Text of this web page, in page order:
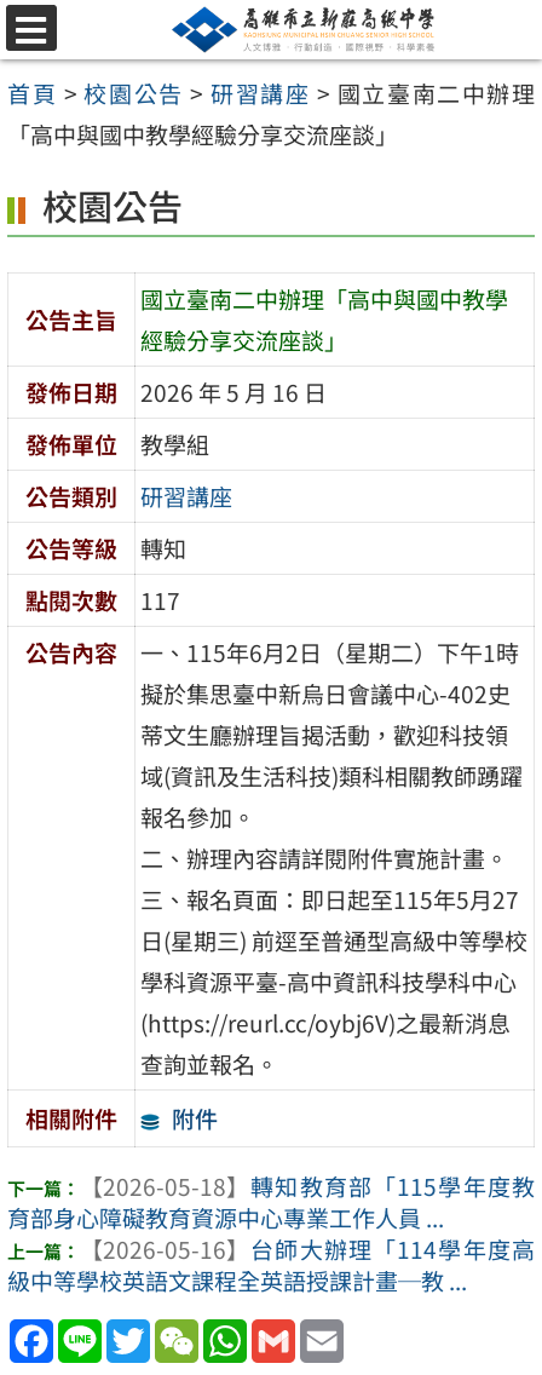
跳
至
主
容
區
選
單
首頁 >校園公告 >研習講座 > 國立臺南二中辦理
「高中與國中教學經驗分享交流座談」
校園公告
公告主旨
國立臺南二中辦理「高中與國中教學
經驗分享交流座談」
發佈日期
2026 年 5 月 16 日
發佈單位
教學組
公告類別
研習講座
公告等級
轉知
點閱次數
117
公告內容
一、115年6月2日（星期二）下午1時
擬於集思臺中新烏日會議中心-402史
蒂文生廳辦理旨揭活動，歡迎科技領
域(資訊及生活科技)類科相關教師踴躍
報名參加。
二、辦理內容請詳閱附件實施計畫。
三、報名頁面：即日起至115年5月27
日(星期三) 前逕至普通型高級中等學校
學科資源平臺-高中資訊科技學科中心
(https://reurl.cc/oybj6V)之最新消息
查詢並報名。
相關附件
附件
【2026-05-18】 轉知教育部「115學年度教
育部身心障礙教育資源中心專業工作人員 ...
【2026-05-16】 台師大辦理「114學年度高
級中等學校英語文課程全英語授課計畫─教 ...
Facebook
Line TwitterWeChatWhatsApp
Gmail